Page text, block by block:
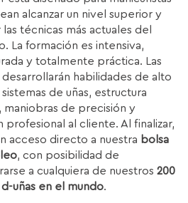
1.850,00€.1.399,00€.
alcanzar un nivel superior y
técnicas más actuales del
La formación es intensiva,
y totalmente práctica. Las
desarrollarán habilidades de alto
de uñas, estructura
maniobras de precisión y
profesional al cliente. Al finalizar,
acceso directo a nuestra bolsa
, con posibilidad de
a cualquiera de nuestros200
uñas en el mundo.